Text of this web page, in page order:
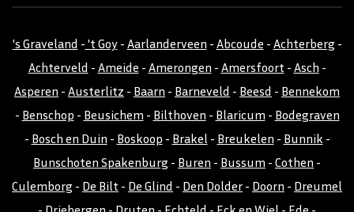
's Graveland - 't Goy- Aarlanderveen - Abcoude - Achterberg -
Achterveld - Ameide - Amerongen - Amersfoort - Asch -
Asperen - Austerlitz - Baarn - Barneveld - Beesd - Bennekom
- Benschop - Beusichem - Bilthoven - Blaricum - Bodegraven
- Bosch en Duin - Boskoop - Brakel - Breukelen - Bunnik -
Bunschoten Spakenburg - Buren - Bussum - Cothen -
Culemborg - De Bilt - De Glind - Den Dolder - Doorn - Dreumel